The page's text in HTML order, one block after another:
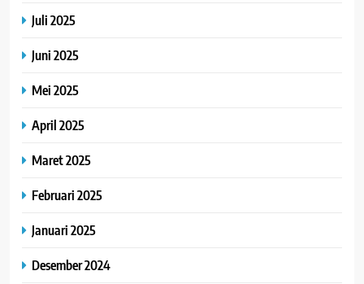
Juli 2025
Juni 2025
Mei 2025
April 2025
Maret 2025
Februari 2025
Januari 2025
Desember 2024